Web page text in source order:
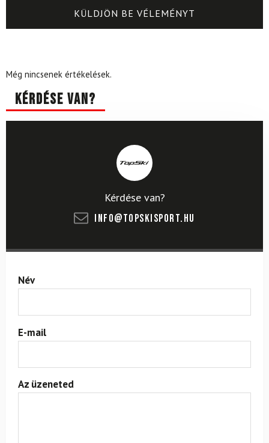
Még nincsenek értékelések.
Kérdése van?
Kérdése van?
info@topskisport.hu
Név
E-mail
Az üzeneted